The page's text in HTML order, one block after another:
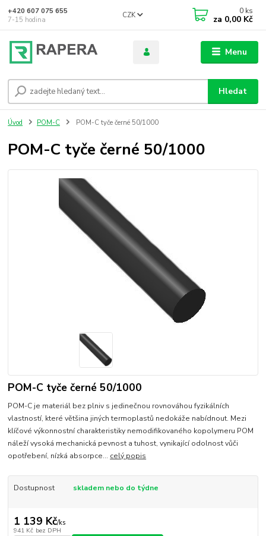
Menu
CZK
Hledat
+420 607 075 655
7-15 hodina
0 ks
za 0,00 Kč
Úvod POM-C POM-C tyče černé 50/1000
POM-C tyče černé 50/1000
POM-C tyče černé 50/1000
POM-C je materiál bez plniv s jedinečnou rovnováhou fyzikálních
vlastností, které většina jiných termoplastů nedokáže nabídnout. Mezi
klíčové výkonnostní charakteristiky nemodifikovaného kopolymeru POM
náleží vysoká mechanická pevnost a tuhost, vynikající odolnost vůči
opotřebení, nízká absorpce... celý popis
Dostupnost skladem nebo do týdne
1 139 Kč/ks
941 Kč bez DPH